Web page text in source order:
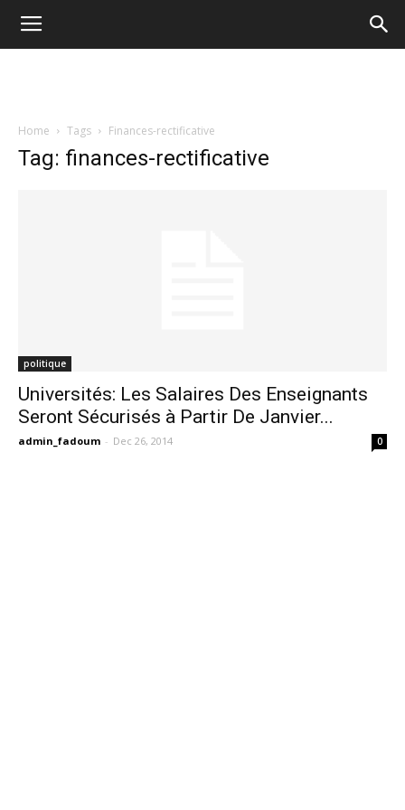
Home Tags Finances-rectificative
Tag: finances-rectificative
politique
Universités: Les Salaires Des Enseignants
Seront Sécurisés à Partir De Janvier...
admin_fadoum - Dec 26, 2014 0